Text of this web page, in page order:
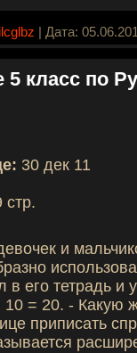
| Дата:
класс по
30 дек 11
стр.
и
в его тетрадь
= 20. - Какую
приписать